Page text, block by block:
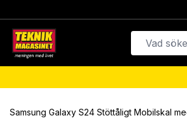
Samsung Galaxy S24 Stöttåligt Mobilskal